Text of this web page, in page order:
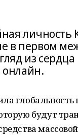
личность
в первом
из
будут